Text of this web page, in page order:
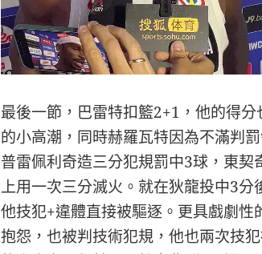
最後一節，巴雷特扣籃2+1，他的得
的小高潮，同時赫羅瓦特因為不滿判
普雷佩利奇造三分犯規罰中3球，東
上用一次三分滅火。就在狄龍投中3
他技犯+違體直接被驅逐。更具戲劇
抱怨，也被判技術犯規，他也兩次技